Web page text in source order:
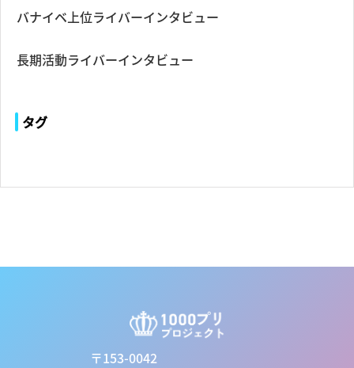
バナイベ上位ライバーインタビュー
長期活動ライバーインタビュー
タグ
〒153-0042